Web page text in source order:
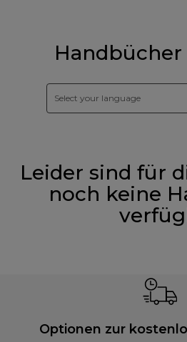
Select your language
Leider sind für
noch keine
Optionen zur